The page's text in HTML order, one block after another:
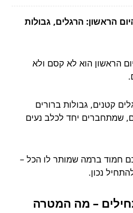
הראשון: הרגלים, גבולות
הראשון הוא לא קסם ולא
קטנים, גבולות ברורים
שמתחברים יחד לכלב נעים
חמוד ברמה שמותר לו הכל –
נכון.
– מה המטרה